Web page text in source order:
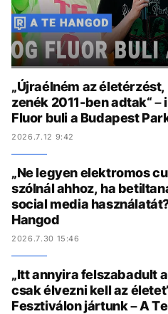
„Újraélném az
zenék 2011-ben adtak“ –
Fluor buli a Budapest
2026.7.12 9:42
„Ne legyen elektromos
szólnál ahhoz, ha
social media
Hangod
2026.7.30 15:46
„Itt annyira felszabadult
csak élvezni kell az
Fesztiválon jártunk – A